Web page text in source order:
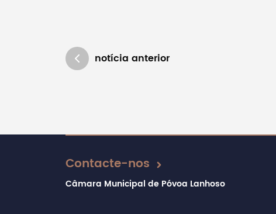
notícia anterior
Atualizado em 01/08/2024
Contacte-nos
Câmara Municipal de Póvoa Lanhoso